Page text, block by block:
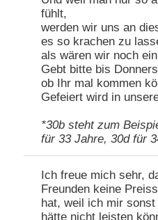
fühlt,
werden wir uns an
es so krachen zu
als wären wir noch
Gebt bitte bis
ob Ihr mal kommen
Gefeiert wird in
*30b steht zum
für 33 Jahre, 30d für
Ich freue mich sehr,
Freunden keine
hat, weil ich mir
hätte nicht leisten